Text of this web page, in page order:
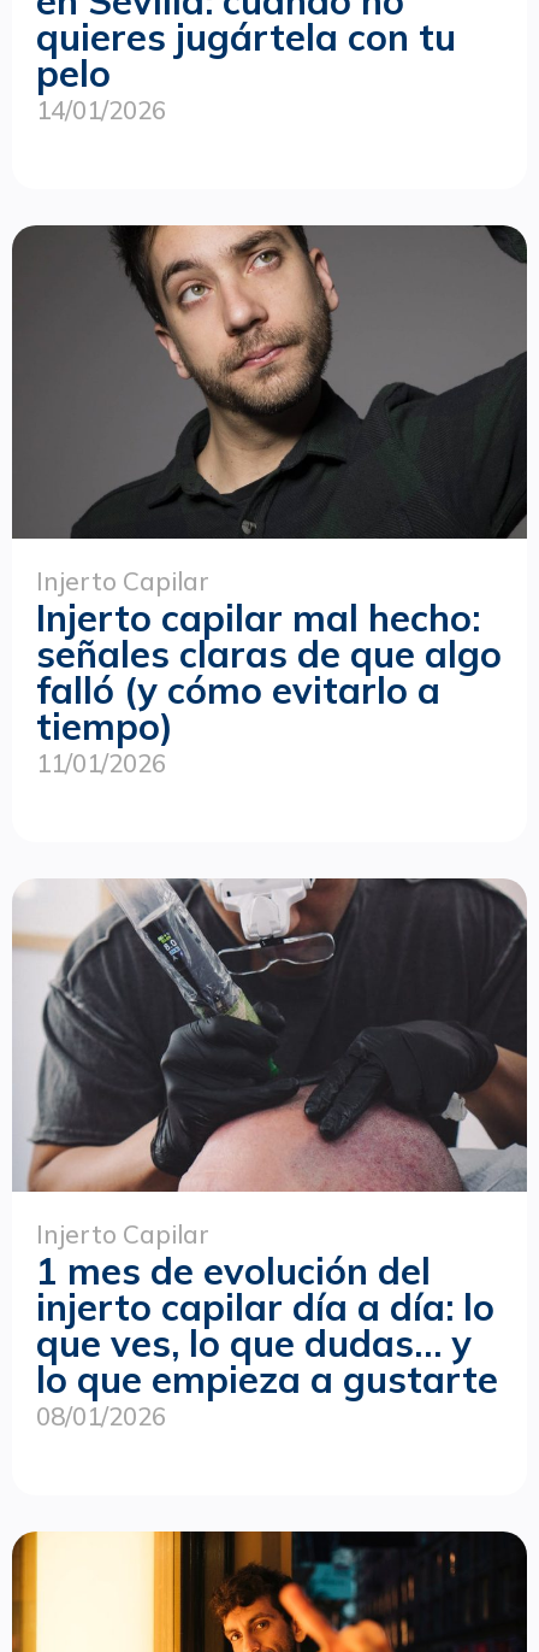
quieres jugártela con tu
pelo
14/01/2026
Injerto Capilar
Injerto capilar mal hecho:
señales claras de que algo
falló (y cómo evitarlo a
tiempo)
11/01/2026
Injerto Capilar
1 mes de evolución del
injerto capilar día a día: lo
que ves, lo que dudas… y
lo que empieza a gustarte
08/01/2026